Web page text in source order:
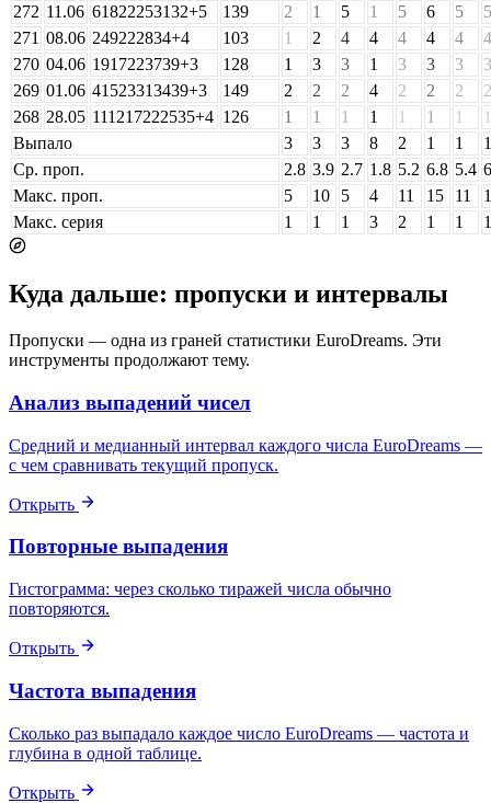
272 11.06 61822253132+5 139 2 1 5 1 5 6 5
5
271 08.06 249222834+4 103 1 2 4 4 4 4 4
4
270 04.06 1917223739+3 128 1 3 3 1 3 3 3
3
269 01.06 41523313439+3 149 2 2 2 4 2 2 2
2
268 28.05 111217222535+4 126 1 1 1 1 1 1 1
1
Выпало
3 3 3 8 2 1 1
1
Ср. проп.
2.8 3.9 2.7 1.8 5.2 6.8 5.4
Макс. проп.
5 10 5 4 11 15 11
Макс. серия
1 1 1 3 2 1 1 1
Куда дальше: пропуски и интервалы
Пропуски — одна из граней статистики EuroDreams. Эти
инструменты продолжают тему.
Анализ выпадений чисел
Средний и медианный интервал каждого числа EuroDreams —
с чем сравнивать текущий пропуск.
Открыть
Повторные выпадения
Гистограмма: через сколько тиражей числа обычно
повторяются.
Открыть
Частота выпадения
Сколько раз выпадало каждое число EuroDreams — частота и
глубина в одной таблице.
Открыть